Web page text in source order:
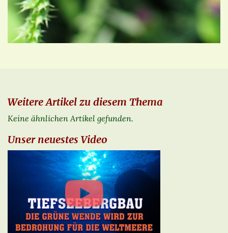
Weitere Artikel zu diesem Thema
Keine ähnlichen Artikel gefunden.
Unser neuestes Video